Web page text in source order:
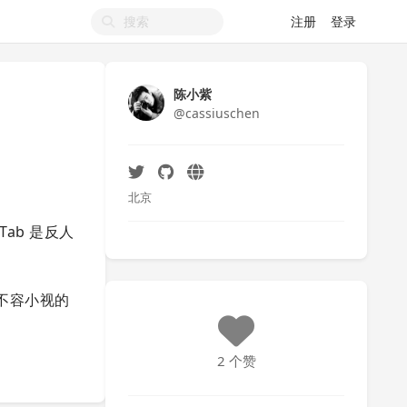
注册 登录
是反人
容小视的
陈小紫
@cassiuschen
北京
2 个赞